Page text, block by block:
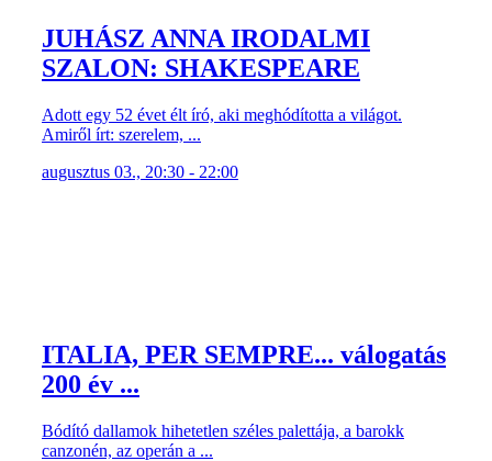
JUHÁSZ ANNA IRODALMI
SZALON: SHAKESPEARE
Adott egy 52 évet élt író, aki meghódította a világot.
Amiről írt: szerelem, ...
augusztus 03., 20:30 - 22:00
ITALIA, PER SEMPRE... válogatás
200 év ...
Bódító dallamok hihetetlen széles palettája, a barokk
canzonén, az operán a ...